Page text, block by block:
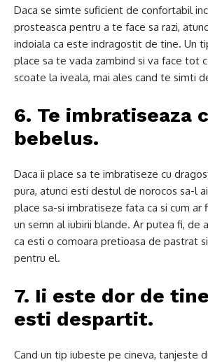
Daca se simte suficient de confortabil
prosteasca pentru a te face sa razi,
indoiala ca este indragostit de tine. Un
place sa te vada zambind si va face tot
scoate la iveala, mai ales cand te simti
6. Te imbratiseaza
bebelus.
Daca ii place sa te imbratiseze cu
pura, atunci esti destul de norocos sa-l
place sa-si imbratiseze fata ca si cum ar
un semn al iubirii blande. Ar putea fi, de
ca esti o comoara pretioasa de pastrat
pentru el.
7. Ii este dor de
esti despartit.
Cand un tip iubeste pe cineva, tanjeste